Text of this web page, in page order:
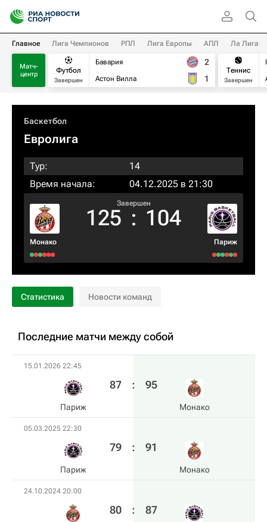
Главное Лига Чемпионов РПЛ Лига Европы АПЛ Ла Лига
Матч-
центр
Футбол
Завершен
Бавария
Астон Вилла
2
1
Теннис
Завершен
Баскетбол
Евролига
Тур:
14
Время начала:
04.12.2025 в 21:30
Монако
Завершен
125 : 104
Париж
Статистика Новости команд
Последние матчи между собой
15.01.2026 22:45
Париж
87 : 95
Монако
05.03.2025 22:30
Париж
79 : 91
Монако
24.10.2024 20:00
80 : 87